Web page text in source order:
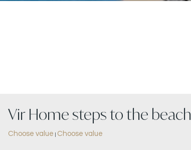
Vir Home steps to the beach
Choose value Choose value